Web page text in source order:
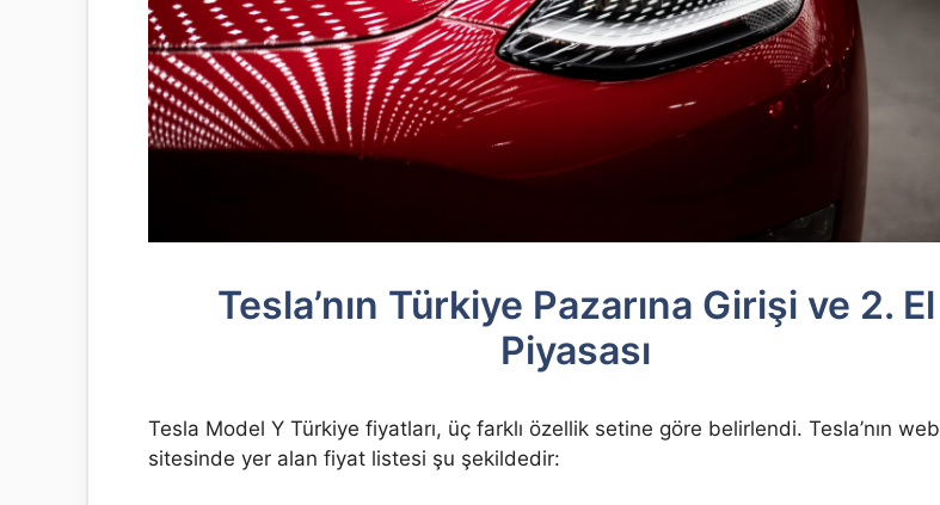
Tesla’nın Türkiye Pazarına Girişi ve 2. El
Piyasası
Tesla Model Y Türkiye fiyatları, üç farklı özellik setine göre belirlendi. Tesla’nın web
sitesinde yer alan fiyat listesi şu şekildedir: